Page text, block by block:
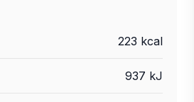
223 kcal
937 kJ